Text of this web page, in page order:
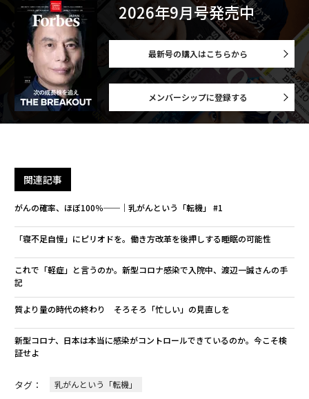
2026年9月号発売中
最新号の購入はこちらから
メンバーシップに登録する
関連記事
がんの確率、ほぼ100％──｜乳がんという「転機」 #1
「寝不足自慢」にピリオドを。働き方改革を後押しする睡眠の可能性
これで「軽症」と言うのか。新型コロナ感染で入院中、渡辺一誠さんの手
記
質より量の時代の終わり そろそろ「忙しい」の見直しを
新型コロナ、日本は本当に感染がコントロールできているのか。今こそ検
証せよ
タグ： 乳がんという「転機」